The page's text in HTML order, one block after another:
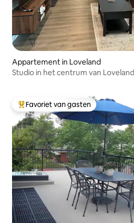
Appartement in Loveland
Studio in het centrum van Loveland
Topfavoriet van gasten
Favoriet van gasten